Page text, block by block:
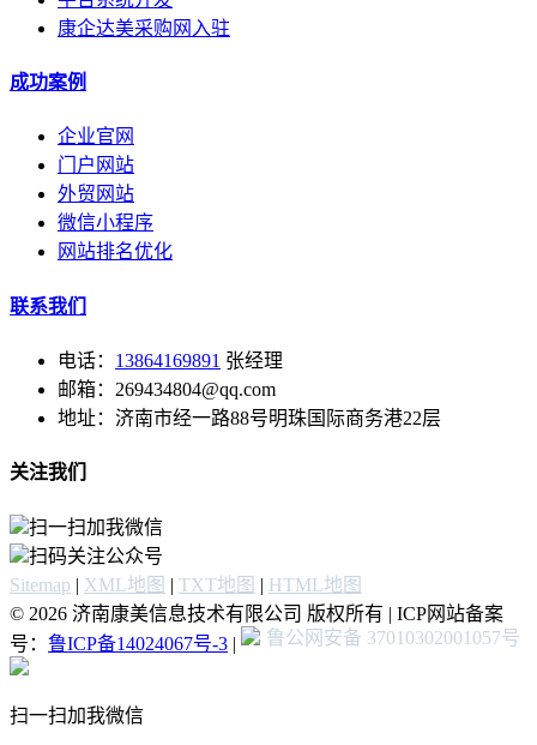
康企达美采购网入驻
成功案例
企业官网
门户网站
外贸网站
微信小程序
网站排名优化
联系我们
电话： 13864169891 张经理
邮箱：269434804@qq.com
地址：济南市经一路88号明珠国际商务港22层
关注我们
扫一扫加我微信
扫码关注公众号
Sitemap | XML地图 | TXT地图 | HTML地图
© 2026 济南康美信息技术有限公司 版权所有 | ICP网站备案
号： 鲁ICP备14024067号-3 | 鲁公网安备 37010302001057号
扫一扫加我微信